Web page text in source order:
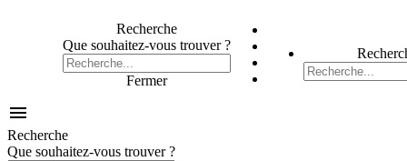
Recherche
Que souhaitez-vous trouver ?
Fermer

Recherche
Que souhaitez-vous trouver ?